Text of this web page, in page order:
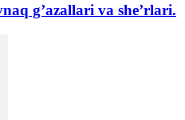
g’azallari va she’rlari.